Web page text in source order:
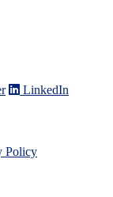
LinkedIn
Policy